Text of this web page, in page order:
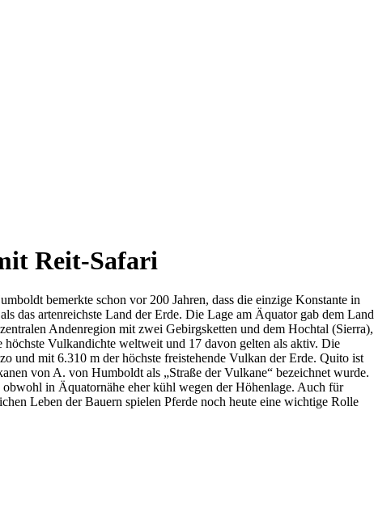
Reit-Safari
bemerkte schon vor 200 Jahren, dass die einzige Konstante in
das artenreichste Land der Erde. Die Lage am Äquator gab dem Land
Andenregion mit zwei Gebirgsketten und dem Hochtal (Sierra),
Vulkandichte weltweit und 17 davon gelten als aktiv. Die
und mit 6.310 m der höchste freistehende Vulkan der Erde. Quito ist
von A. von Humboldt als „Straße der Vulkane“ bezeichnet wurde.
in Äquatornähe eher kühl wegen der Höhenlage. Auch für
Leben der Bauern spielen Pferde noch heute eine wichtige Rolle